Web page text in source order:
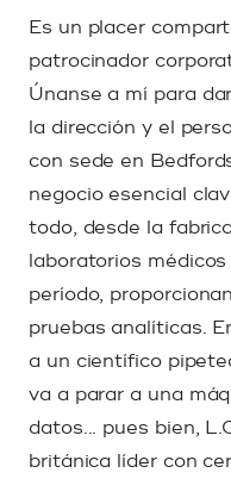
Es un placer
patrocinador
Únanse a mí para
la dirección y el
con sede en
negocio esencial
todo, desde la
laboratorios
período,
pruebas analíticas.
a un científico
va a parar a una
datos... pues bien,
británica líder con